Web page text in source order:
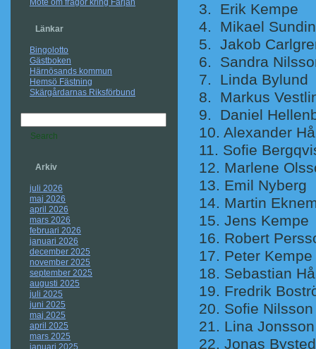
Möte om frågor kring Färjan
Länkar
Bingolotto
Gästboken
Härnösands kommun
Hemsö Fästning
Skärgårdarnas Riksförbund
Arkiv
juli 2026
maj 2026
april 2026
mars 2026
februari 2026
januari 2026
december 2025
november 2025
september 2025
augusti 2025
juli 2025
juni 2025
maj 2025
april 2025
mars 2025
januari 2025
3. Erik
4.
5. Jakob
6.
7. Linda
8. Markus
9. Daniel
10.
11. Sofie
12.
13. Emil
14.
15.
16. Robert
17.
18.
19. Fredrik
20. Sofie
21. Lina
22.